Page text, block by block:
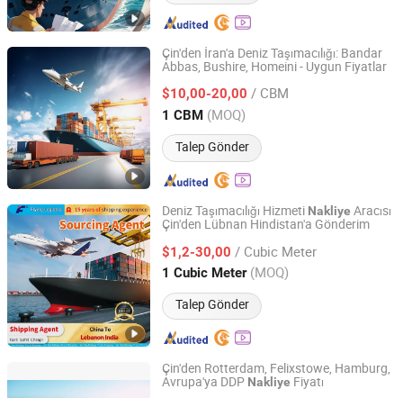
Çin'den İran'a Deniz Taşımacılığı: Bandar
Abbas, Bushire, Homeini - Uygun Fiyatlar
$10,00-20,00 / CBM
1 CBM (MOQ)
Talep Gönder
Seabay International Freight Forwarding Ltd.
Guangdong, China Fiyat 2009
Deniz Taşımacılığı Hizmeti Nakliye Aracısı
Çin'den Lübnan Hindistan'a Gönderim
$1,2-30,00 / Cubic Meter
1 Cubic Meter (MOQ)
Talep Gönder
SHENZHEN FLYING INTERNATIONAL FREIGHT
FORWARDER CO., LTD
Guangdong, China
Çin'den Rotterdam, Felixstowe, Hamburg,
Avrupa'ya DDP Nakliye Fiyatı
Deer Sing International Logistics Co. Ltd.